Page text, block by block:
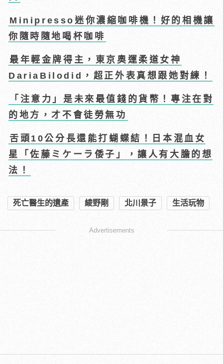
Minipresso迷你濃縮咖啡機！好的相機讓
你隨時隨地喝杯咖啡
最年輕金牌得主，東京奧運柔道女神
DariaBilodid，超正外表真想跟她對練！
「注意力」是未來最值錢的貨幣！專注在對
的地方，才不會徒勞無功
舌頭10公分長還能打蝴蝶結！日本混血女
星「佐藤ミケーラ倭子」，讓人有大膽的想
法！
死亡醫生的遺產 綾野剛 北川景子 生活玩物
Advertisements